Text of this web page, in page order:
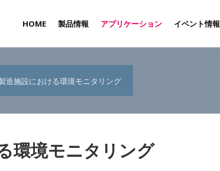
HOME 製品情報 アプリケーション イベント情報
造施設における環境モニタリング
環境モニタリング